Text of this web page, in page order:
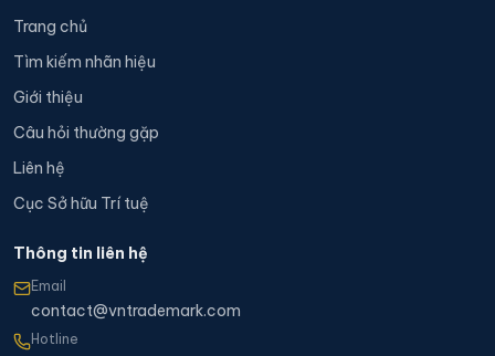
Trang chủ
Tìm kiếm nhãn hiệu
Giới thiệu
Câu hỏi thường gặp
Liên hệ
Cục Sở hữu Trí tuệ
Thông tin liên hệ
Email
contact@vntrademark.com
Hotline